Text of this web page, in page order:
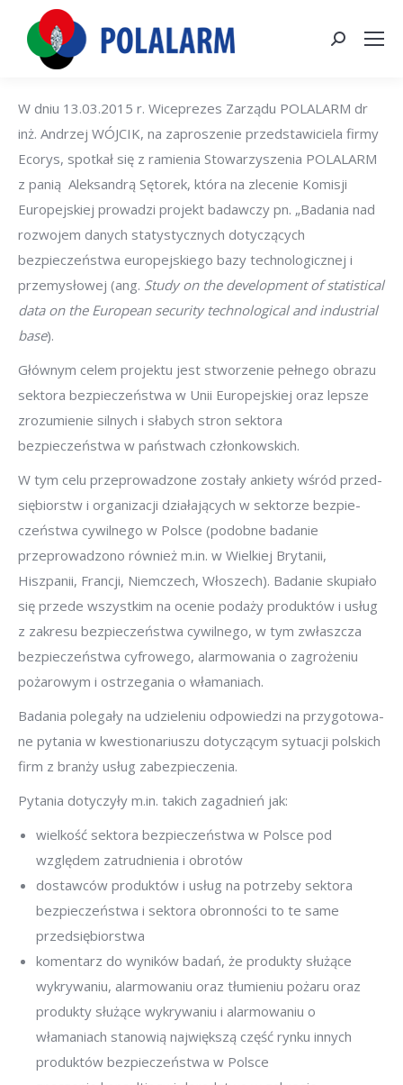
Szukaj:
W dniu 13.03.2015 r. Wiceprezes Zarządu POLALARM dr
inż. Andrzej WÓJCIK, na zaproszenie przedstawiciela firmy
Ecorys, spotkał się z ramienia Stowarzyszenia POLALARM
z panią Aleksandrą Sętorek, która na zlecenie Komisji
Europejskiej prowadzi projekt badawczy pn. „Badania nad
rozwojem danych statystycznych dotyczących
bezpieczeństwa europejskiego bazy technologicznej i
przemysłowej (ang. Study on the development of statistical
data on the European security technological and industrial
base).
Głównym celem projektu jest stworzenie pełnego obrazu
sektora bezpieczeństwa w Unii Europejskiej oraz lepsze
zrozumienie silnych i słabych stron sektora
bezpieczeństwa w państwach członkowskich.
W tym celu przeprowadzone zostały ankiety wśród przed-
siębiorstw i organizacji działających w sektorze bezpie-
czeństwa cywilnego w Polsce (podobne badanie
przeprowadzono również m.in. w Wielkiej Brytanii,
Hiszpanii, Francji, Niemczech, Włoszech). Badanie skupiało
się przede wszystkim na ocenie podaży produktów i usług
z zakresu bezpieczeństwa cywilnego, w tym zwłaszcza
bezpieczeństwa cyfrowego, alarmowania o zagrożeniu
pożarowym i ostrzegania o włamaniach.
Badania polegały na udzieleniu odpowiedzi na przygotowa-
ne pytania w kwestionariuszu dotyczącym sytuacji polskich
firm z branży usług zabezpieczenia.
Pytania dotyczyły m.in. takich zagadnień jak:
wielkość sektora bezpieczeństwa w Polsce pod
względem zatrudnienia i obrotów
dostawców produktów i usług na potrzeby sektora
bezpieczeństwa i sektora obronności to te same
przedsiębiorstwa
komentarz do wyników badań, że produkty służące
wykrywaniu, alarmowaniu oraz tłumieniu pożaru oraz
produkty służące wykrywaniu i alarmowaniu o
włamaniach stanowią największą część rynku innych
produktów bezpieczeństwa w Polsce